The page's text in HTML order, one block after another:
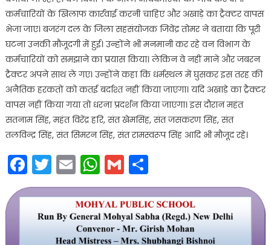
कर्मचारियों के खिलाफ कार्रवाई करनी चाहिए और अखाड़े का ट्रैक्टर वापस
भेजा जाए। बजरंग दल के जिला सहसंयोजक जिवेंद्र तोमर ने बताया कि पूरी
घटना उनकी मौजूदगी में हुई। उन्होंने भी मनमानी कर रहे वन विभाग के
कर्मचारियों को समझाने का प्रयास किया। लेकिन वे नहीं माने और जबरन
ट्रैक्टर अपने साथ ले गए। उन्होंने कहा कि धर्मस्थल में घुसकर इस तरह की
अनैतिक हरकतों को कतई बर्दाश्त नहीं किया जाएगा। यदि अखाड़े का ट्रैक्टर
वापस नहीं किया गया तो धरना प्रदर्शन किया जाएगा। इस दौरान महंत
सतनाम सिंह, महंत विरेंद्र हरि, संत खेमसिंह, संत जसकरण सिंह, संत
तलविन्द्र सिंह, संत सिमरन सिंह, संत रामस्वरूप सिंह आदि भी मौजूद रहे।
Facebook
Twitter
EmailWhatsApp
GmailShare